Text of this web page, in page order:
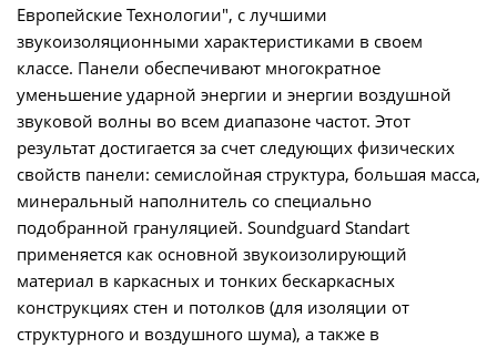
Европейские Технологии", с лучшими
звукоизоляционными характеристиками в своем
классе. Панели обеспечивают многократное
уменьшение ударной энергии и энергии воздушной
звуковой волны во всем диапазоне частот. Этот
результат достигается за счет следующих физических
свойств панели: семислойная структура, большая масса,
минеральный наполнитель со специально
подобранной грануляцией. Soundguard Standart
применяется как основной звукоизолирующий
материал в каркасных и тонких бескаркасных
конструкциях стен и потолков (для изоляции от
структурного и воздушного шума), а также в